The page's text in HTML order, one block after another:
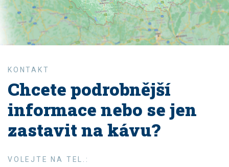
Chcete podrobnější
informace nebo se jen
zastavit na kávu?
VOLEJTE NA TEL.: